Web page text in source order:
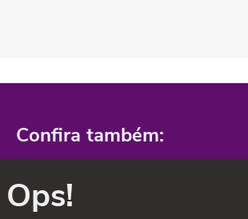
Confira também:
Ops!